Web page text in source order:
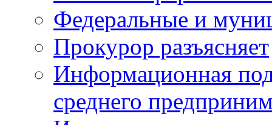
Федеральные и
Прокурор разъясняет
Информационная
среднего